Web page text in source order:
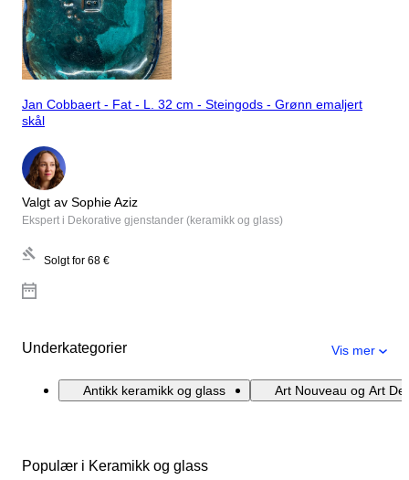
Jan Cobbaert - Fat - L. 32 cm - Steingods - Grønn emaljert
skål
Valgt av Sophie Aziz
Ekspert i Dekorative gjenstander (keramikk og glass)
Solgt for 68 €
Underkategorier Vis mer
Antikk keramikk og glass Art Nouveau og Art
Populær i Keramikk og glass